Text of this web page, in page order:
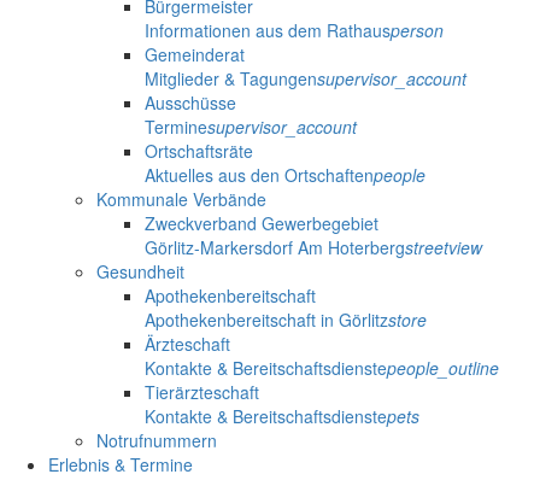
Bürgermeister
Informationen aus dem Rathausperson
Gemeinderat
Mitglieder & Tagungensupervisor_account
Ausschüsse
Terminesupervisor_account
Ortschaftsräte
Aktuelles aus den Ortschaftenpeople
Kommunale Verbände
Zweckverband Gewerbegebiet
Görlitz-Markersdorf Am Hoterbergstreetview
Gesundheit
Apothekenbereitschaft
Apothekenbereitschaft in Görlitzstore
Ärzteschaft
Kontakte & Bereitschaftsdienstepeople_outline
Tierärzteschaft
Kontakte & Bereitschaftsdienstepets
Notrufnummern
Erlebnis & Termine